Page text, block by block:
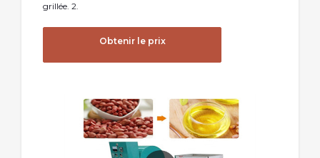
grillée. 2.
Obtenir le prix